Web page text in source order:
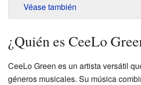
Véase también
¿Quién es CeeLo
CeeLo Green es un artista versátil
géneros musicales. Su música